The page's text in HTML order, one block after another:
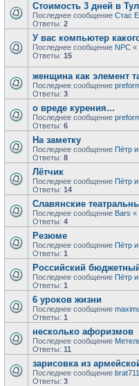
Стоимость 3 дней в
Последнее сообщение Стас
Ответы: 2
У вас компьютер
Последнее сообщение NPC «
Ответы: 15
женщина как элемент
Последнее сообщение
Ответы: 3
о вреде курения...
Последнее сообщение
Ответы: 6
На заметку
Последнее сообщение Пётр
Ответы: 8
Лётчик
Последнее сообщение Пётр
Ответы: 14
Славянские
Последнее сообщение Bars «
Ответы: 4
Резюме
Последнее сообщение Пётр
Ответы: 1
Российский
Последнее сообщение Пётр
Ответы: 1
6 уроков жизни
Последнее сообщение
Ответы: 1
несколько афоризмов
Последнее сообщение
Ответы: 11
зарисовка из
Последнее сообщение
Ответы: 3